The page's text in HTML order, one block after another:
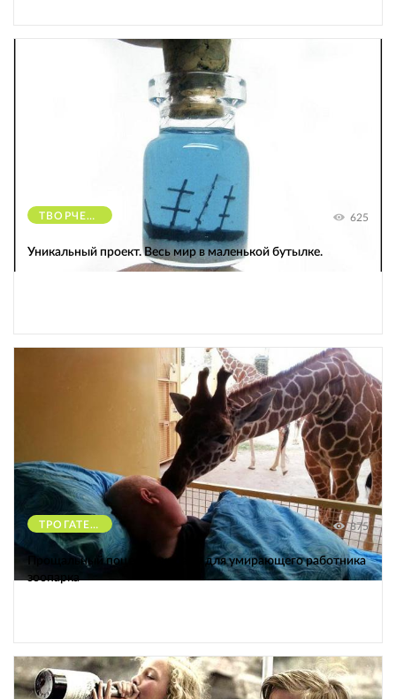
ТВОРЧЕСТВО 625
Уникальный проект. Весь мир в маленькой бутылке.
ТРОГАТЕЛЬНОЕ 875
Прощальный поцелуй жирафа для умирающего работника
зоопарка